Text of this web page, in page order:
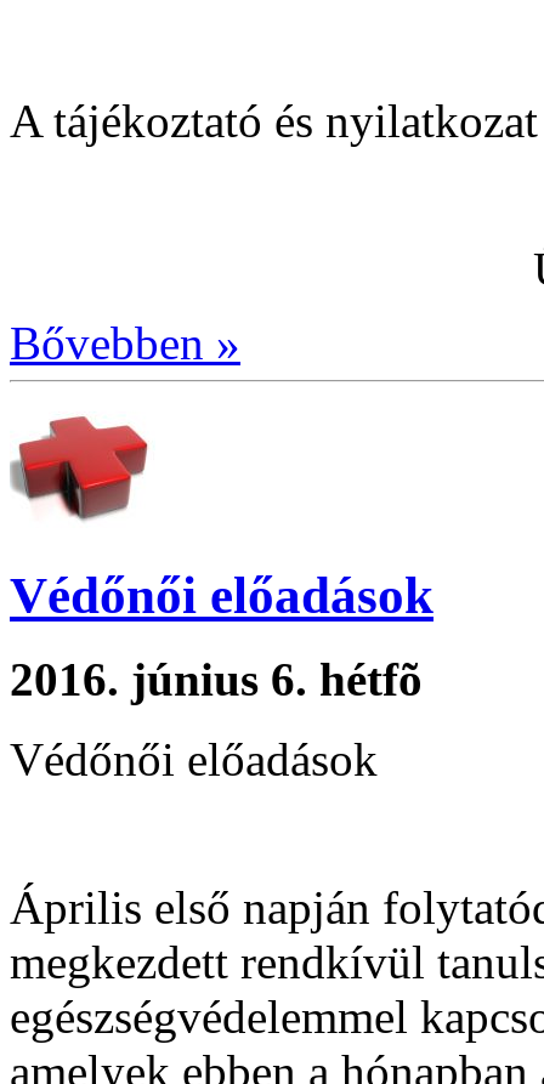
A tájékoztató és
Bővebben »
Védőnői előadások
2016. június 6. hétfõ
Védőnői előadások
Április első napján
megkezdett rendkívül
egészségvédelemmel
amelyek ebben a